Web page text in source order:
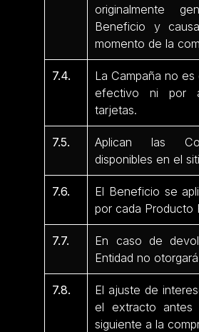
originalmente
Beneficio y
momento de la
7.4.
La Campaña no
efectivo ni por
tarjetas.
7.5.
Aplican las
disponibles en el
7.6.
El Beneficio se
por cada Producto
7.7.
En caso de
Entidad no
7.8.
El ajuste de
el extracto
siguiente a la